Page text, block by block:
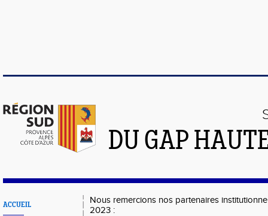
DU GAP
ACCUEIL
Nous remercions nos partenaires
2023 :